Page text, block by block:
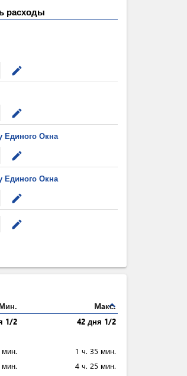
расходы
mode_edit
mode_edit
Единого Окна
mode_edit
Единого Окна
mode_edit
mode_edit
expand_less
Maкс.
1/2
42 дня 1/2
мин.
1 ч. 35 мин.
4 ч. 25 мин.